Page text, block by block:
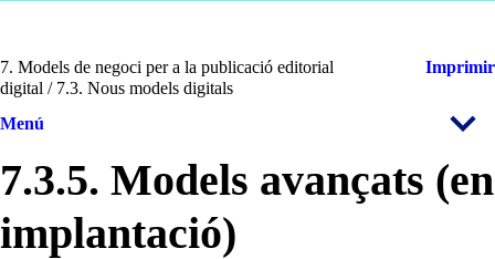
7. Models de negoci per a la publicació editorial
digital / 7.3. Nous models digitals
Imprimir
Menú
7.3.5. Models avançats (en
implantació)